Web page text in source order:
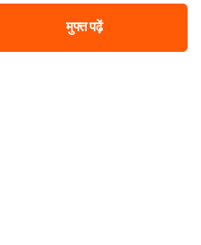
मुफ्त पढ़ें